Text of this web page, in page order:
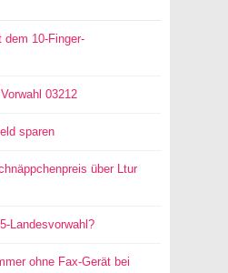
dem 10-Finger-
03212
sparen
über Ltur
Landesvorwahl?
ohne Fax-Gerät bei